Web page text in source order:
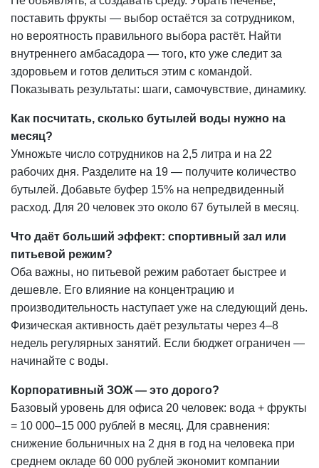
поставить фрукты — выбор остаётся за сотрудником,
но вероятность правильного выбора растёт. Найти
внутреннего амбасадора — того, кто уже следит за
здоровьем и готов делиться этим с командой.
Показывать результаты: шаги, самочувствие, динамику.
Как посчитать, сколько бутылей воды нужно на
месяц?
Умножьте число сотрудников на 2,5 литра и на 22
рабочих дня. Разделите на 19 — получите количество
бутылей. Добавьте буфер 15% на непредвиденный
расход. Для 20 человек это около 67 бутылей в месяц.
Что даёт больший эффект: спортивный зал или
питьевой режим?
Оба важны, но питьевой режим работает быстрее и
дешевле. Его влияние на концентрацию и
производительность наступает уже на следующий день.
Физическая активность даёт результаты через 4–8
недель регулярных занятий. Если бюджет ограничен —
начинайте с воды.
Корпоративный ЗОЖ — это дорого?
Базовый уровень для офиса 20 человек: вода + фрукты
= 10 000–15 000 рублей в месяц. Для сравнения:
снижение больничных на 2 дня в год на человека при
среднем окладе 60 000 рублей экономит компании